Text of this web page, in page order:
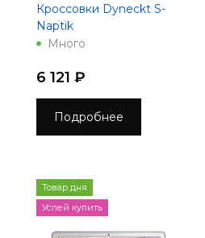
Кроссовки Dyneckt S-
Naptik
Много
6 121 ₽
Подробнее
Товар дня
Успей купить